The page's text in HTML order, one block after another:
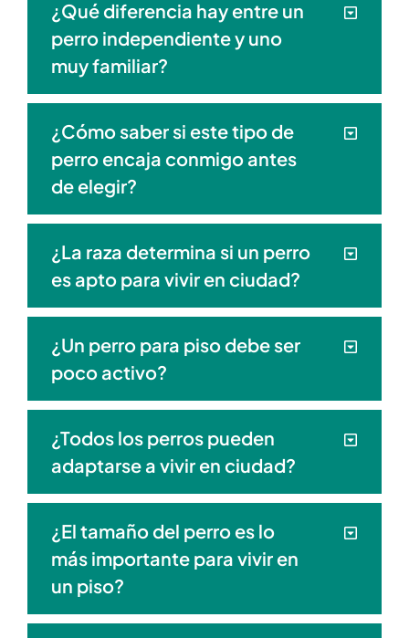
¿Qué diferencia hay entre un
perro independiente y uno
muy familiar?
¿Cómo saber si este tipo de
perro encaja conmigo antes
de elegir?
¿La raza determina si un perro
es apto para vivir en ciudad?
¿Un perro para piso debe ser
poco activo?
¿Todos los perros pueden
adaptarse a vivir en ciudad?
¿El tamaño del perro es lo
más importante para vivir en
un piso?